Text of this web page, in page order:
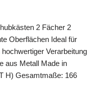
2 Fächer 2
Oberflächen Ideal für
Verarbeitung
aus Metall Made in
H) Gesamtmaße: 166